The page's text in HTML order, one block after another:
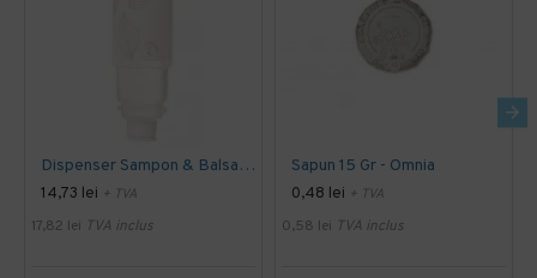
Dispenser Sampon & Balsam 450 Ml - Omnia
14,73 lei + TVA
17,82 lei TVA inclus
Sapun 15 Gr - Omnia
0,48 lei + TVA
0,58 lei TVA inclus